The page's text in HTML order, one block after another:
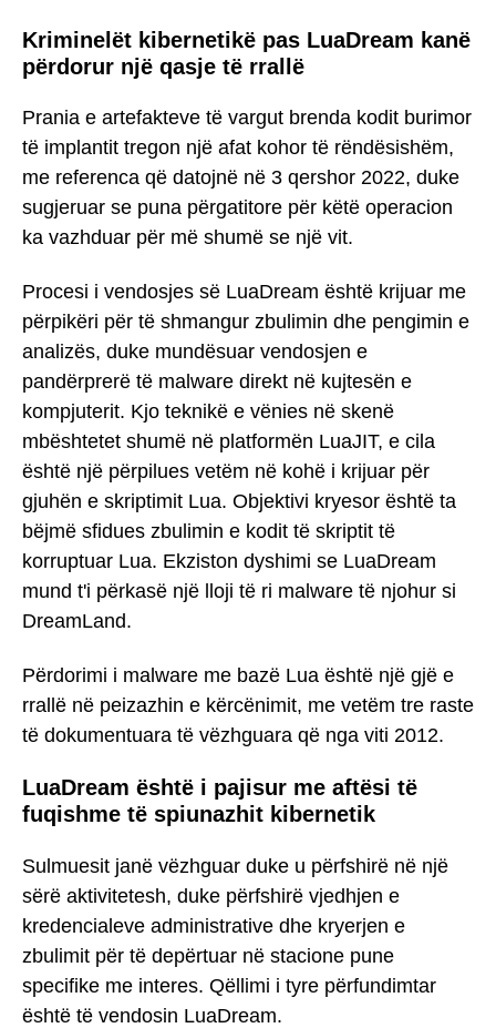
Kriminelët kibernetikë pas LuaDream kanë
përdorur një qasje të rrallë
Prania e artefakteve të vargut brenda kodit burimor
të implantit tregon një afat kohor të rëndësishëm,
me referenca që datojnë në 3 qershor 2022, duke
sugjeruar se puna përgatitore për këtë operacion
ka vazhduar për më shumë se një vit.
Procesi i vendosjes së LuaDream është krijuar me
përpikëri për të shmangur zbulimin dhe pengimin e
analizës, duke mundësuar vendosjen e
pandërprerë të malware direkt në kujtesën e
kompjuterit. Kjo teknikë e vënies në skenë
mbështetet shumë në platformën LuaJIT, e cila
është një përpilues vetëm në kohë i krijuar për
gjuhën e skriptimit Lua. Objektivi kryesor është ta
bëjmë sfidues zbulimin e kodit të skriptit të
korruptuar Lua. Ekziston dyshimi se LuaDream
mund t'i përkasë një lloji të ri malware të njohur si
DreamLand.
Përdorimi i malware me bazë Lua është një gjë e
rrallë në peizazhin e kërcënimit, me vetëm tre raste
të dokumentuara të vëzhguara që nga viti 2012.
LuaDream është i pajisur me aftësi të
fuqishme të spiunazhit kibernetik
Sulmuesit janë vëzhguar duke u përfshirë në një
sërë aktivitetesh, duke përfshirë vjedhjen e
kredencialeve administrative dhe kryerjen e
zbulimit për të depërtuar në stacione pune
specifike me interes. Qëllimi i tyre përfundimtar
është të vendosin LuaDream.